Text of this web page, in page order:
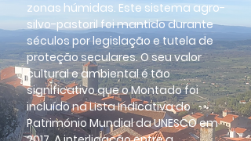
zonas húmidas. Este sistema agro-
silvo-pastoril foi mantido durante
séculos por legislação e tutela de
proteção seculares. O seu valor
cultural e ambiental é tão
significativo que o Montado foi
incluído na Lista Indicativa do
Património Mundial da UNESCO em